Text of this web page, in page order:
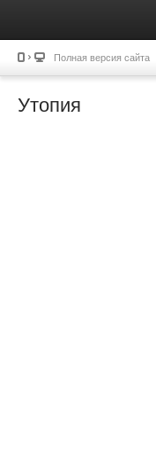
Полная версия сайта
Утопия